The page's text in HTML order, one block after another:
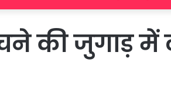
की जुगाड़ में